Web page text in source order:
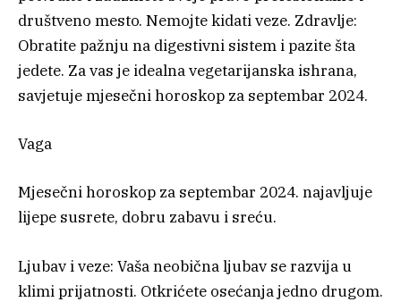
društveno mesto. Nemojte kidati veze. Zdravlje:
Obratite pažnju na digestivni sistem i pazite šta
jedete. Za vas je idealna vegetarijanska ishrana,
savjetuje mjesečni horoskop za septembar 2024.
Vaga
Mjesečni horoskop za septembar 2024. najavljuje
lijepe susrete, dobru zabavu i sreću.
Ljubav i veze: Vaša neobična ljubav se razvija u
klimi prijatnosti. Otkrićete osećanja jedno drugom.